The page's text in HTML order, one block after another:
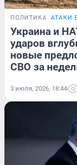
ПОЛИТИКА АТАКИ
Украина и
ударов
новые
СВО за
3 июля, 2026, 18:44